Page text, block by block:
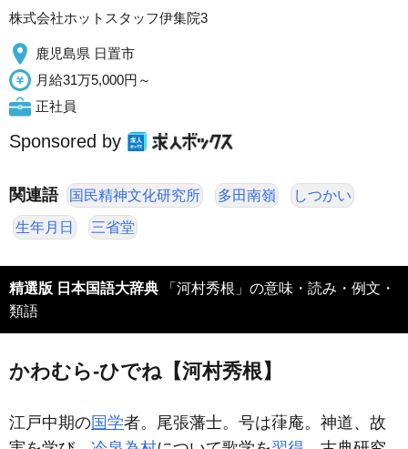
株式会社ホットスタッフ伊集院3
鹿児島県 日置市
月給31万5,000円～
正社員
Sponsored by
関連語 国民精神文化研究所 多田南嶺 しつかい
生年月日 三省堂
精選版 日本国語大辞典 「河村秀根」の意味・読み・例文・
類語
かわむら‐ひでね【河村秀根】
江戸中期の国学者。尾張藩士。号は葎庵。神道、故